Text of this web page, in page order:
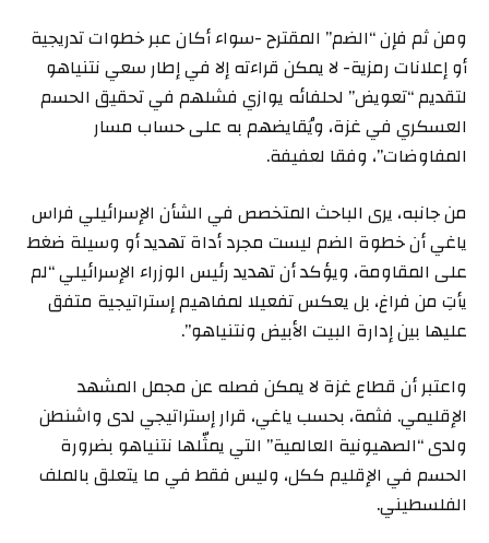
ومن ثم فإن “الضم” المقترح -سواء أكان عبر خطوات تدريجية
أو إعلانات رمزية- لا يمكن قراءته إلا في إطار سعي نتنياهو
لتقديم “تعويض” لحلفائه يوازي فشلهم في تحقيق الحسم
العسكري في غزة، ويُقايضهم به على حساب مسار
المفاوضات”، وفقا لعفيفة.
من جانبه، يرى الباحث المتخصص في الشأن الإسرائيلي فراس
ياغي أن خطوة الضم ليست مجرد أداة تهديد أو وسيلة ضغط
على المقاومة، ويؤكد أن تهديد رئيس الوزراء الإسرائيلي “لم
يأتِ من فراغ، بل يعكس تفعيلا لمفاهيم إستراتيجية متفق
عليها بين إدارة البيت الأبيض ونتنياهو”.
واعتبر أن قطاع غزة لا يمكن فصله عن مجمل المشهد
الإقليمي. فثمة، بحسب ياغي، قرار إستراتيجي لدى واشنطن
ولدى “الصهيونية العالمية” التي يمثّلها نتنياهو بضرورة
الحسم في الإقليم ككل، وليس فقط في ما يتعلق بالملف
الفلسطيني.